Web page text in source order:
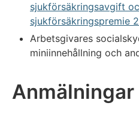
sjukförsäkringsavgift
sjukförsäkringspremie
Arbetsgivares
miniinnehållning och
Anmälningar